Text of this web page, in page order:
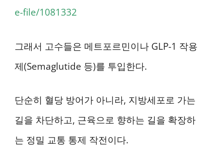
e-file/1081332
그래서 고수들은 메트포르민이나 GLP-1 작용
제(Semaglutide 등)를 투입한다.
단순히 혈당 방어가 아니라, 지방세포로 가는
길을 차단하고, 근육으로 향하는 길을 확장하
는 정밀 교통 통제 작전이다.